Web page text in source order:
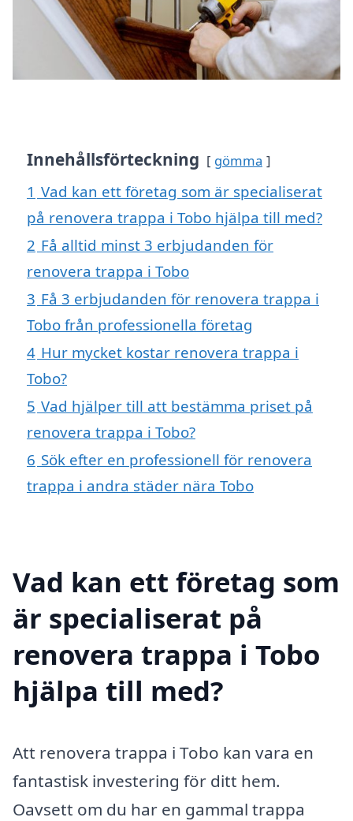
Innehållsförteckning gömma
1 Vad kan ett företag som är specialiserat
på renovera trappa i Tobo hjälpa till med?
2 Få alltid minst 3 erbjudanden för
renovera trappa i Tobo
3 Få 3 erbjudanden för renovera trappa i
Tobo från professionella företag
4 Hur mycket kostar renovera trappa i
Tobo?
5 Vad hjälper till att bestämma priset på
renovera trappa i Tobo?
6 Sök efter en professionell för renovera
trappa i andra städer nära Tobo
Vad kan ett företag som
är specialiserat på
renovera trappa i Tobo
hjälpa till med?
Att renovera trappa i Tobo kan vara en
fantastisk investering för ditt hem.
Oavsett om du har en gammal trappa